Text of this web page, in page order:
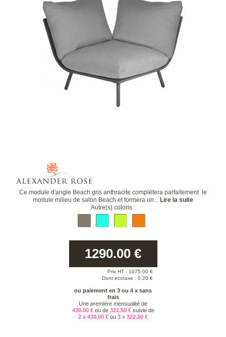
Ce module d'angle Beach gris anthracite complétera parfaitement le
module milieu de salon Beach et formera un... Lire la suite
Autre(s) coloris :
1290.00 €
Prix HT : 1075.00 €
Dont ecotaxe : 0.20 €
ou paiement en 3 ou 4 x sans
frais
Une première mensualité de
430.00 € ou de 322.50 € suivie de
2 x 430.00 € ou 3 x 322.50 €